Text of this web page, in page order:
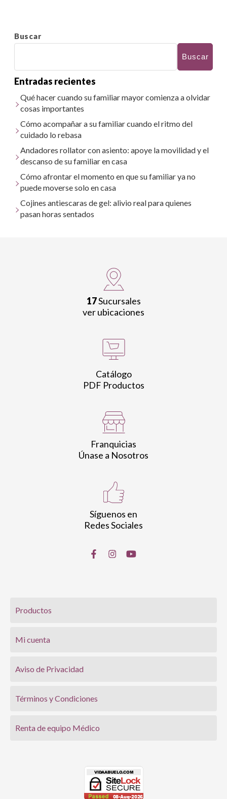
Buscar
Buscar
Entradas recientes
Qué hacer cuando su familiar mayor comienza a olvidar
cosas importantes
Cómo acompañar a su familiar cuando el ritmo del
cuidado lo rebasa
Andadores rollator con asiento: apoye la movilidad y el
descanso de su familiar en casa
Cómo afrontar el momento en que su familiar ya no
puede moverse solo en casa
Cojines antiescaras de gel: alivio real para quienes
pasan horas sentados
17Sucursales
ver ubicaciones
Catálogo
PDF Productos
Franquicias
Únase a Nosotros
Síguenos en
Redes Sociales
Productos
Mi cuenta
Aviso de Privacidad
Términos y Condiciones
Renta de equipo Médico